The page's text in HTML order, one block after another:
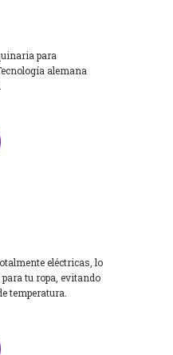
para
alemana
eléctricas, lo
tu ropa, evitando
temperatura.